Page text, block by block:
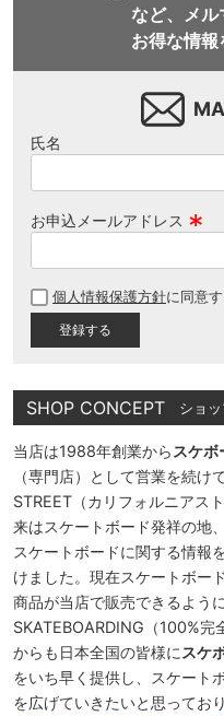
など、メル
お得な情報
氏名
お申込メールアドレス
須
個人情報保護方針に同意
SHOP CONCEPT ショ
当店は1988年創業から スケボ
（専門店）として営業を続け
STREET（カリフォルニアス
来はスケートボード発祥の地
スケートボードに関する情報
けました。現在スケートボー
商品が当店で販売できるよう
SKATEBOARDING（100%完
からも日本全国の皆様に スケ
をいち早く提供し、スケート
を広げていきたいと思っており